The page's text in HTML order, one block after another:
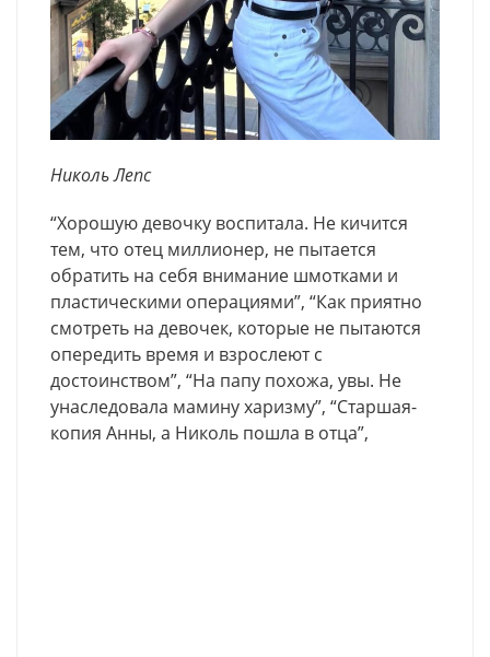
Николь Лепс
“Хорошую девочку воспитала. Не кичится
тем, что отец миллионер, не пытается
обратить на себя внимание шмотками и
пластическими операциями”, “Как приятно
смотреть на девочек, которые не пытаются
опередить время и взрослеют с
достоинством”, “На папу похожа, увы. Не
унаследовала мамину харизму”, “Старшая-
копия Анны, а Николь пошла в отца”,